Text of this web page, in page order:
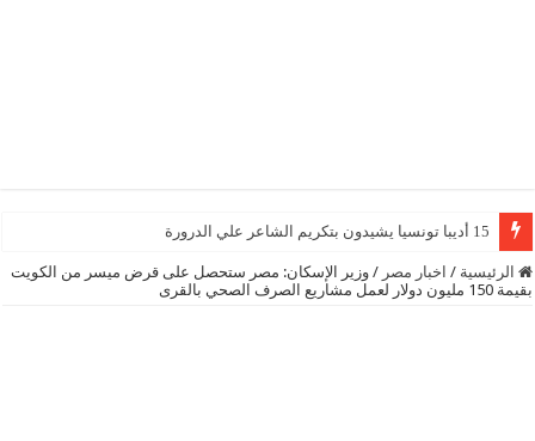
15 أديبا تونسيا يشيدون بتكريم الشاعر علي الدرورة
الرئيسية / اخبار مصر / وزير الإسكان: مصر ستحصل على قرض ميسر من الكويت
بقيمة 150 مليون دولار لعمل مشاريع الصرف الصحي بالقرى